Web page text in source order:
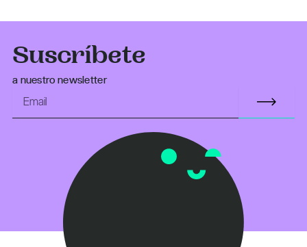
Suscríbete
a nuestro newsletter